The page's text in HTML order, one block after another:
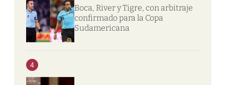
Boca, River y Tigre, con arbitraje
confirmado para la Copa
Sudamericana
4